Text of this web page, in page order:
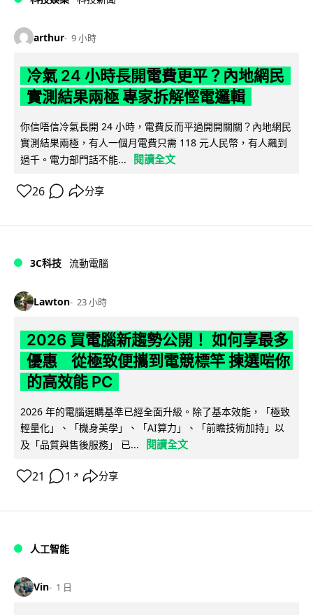
arthur 9 小時
冷氣 24 小時長開電費更平？內地網民
實測結果兩極 專家拆解慳電邏輯
你信唔信冷氣長開 24 小時，電費反而平過開開關關？內地網民
實測結果兩極，有人一個月電費只需 118 元人民幣，有人飆到
過千。電力部門話不能...
閱讀全文
26 分享
3C科技 流動電腦
Lawton 23 小時
2026 買電腦新趨勢公開！ 如何享最多
優惠 從極致便攜到電競標竿 揀選啱你
的高效能 PC
2026 年的電腦選購基準已經全面升級。除了基本效能，「極致
輕量化」、「機身美學」、「AI算力」、「前瞻技術加持」以
及「品質與售後服務」 已...
閱讀全文
21 1 ↗ 分享
人工智能
Vin 1 日